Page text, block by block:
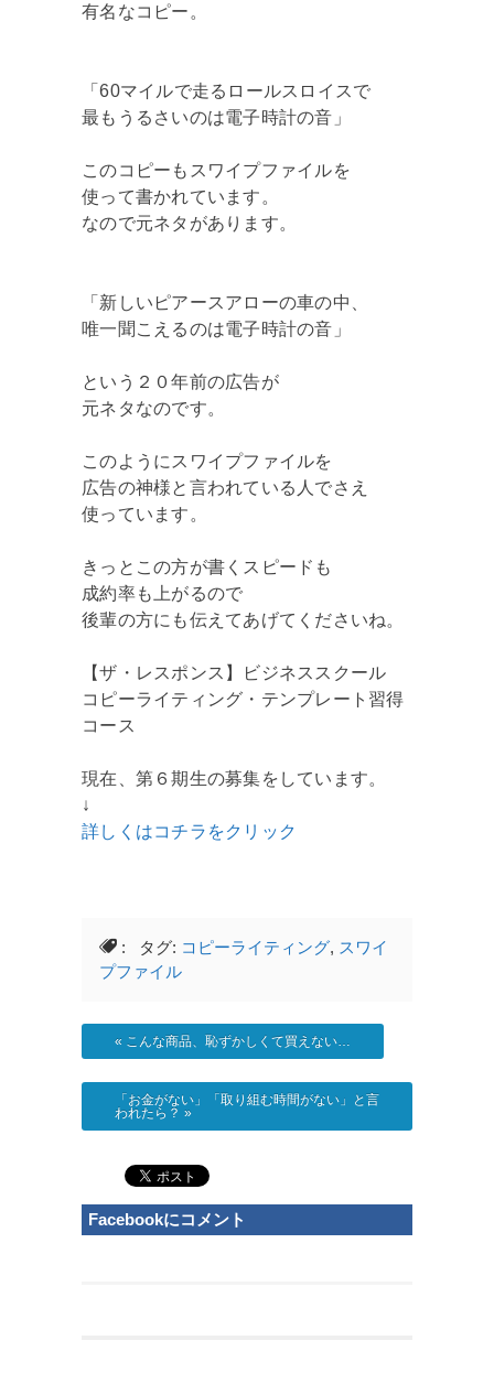
有名なコピー。
「60マイルで走るロールスロイスで
最もうるさいのは電子時計の音」
このコピーもスワイプファイルを
使って書かれています。
なので元ネタがあります。
「新しいピアースアローの車の中、
唯一聞こえるのは電子時計の音」
という２０年前の広告が
元ネタなのです。
このようにスワイプファイルを
広告の神様と言われている人でさえ
使っています。
きっとこの方が書くスピードも
成約率も上がるので
後輩の方にも伝えてあげてくださいね。
【ザ・レスポンス】ビジネススクール
コピーライティング・テンプレート習得
コース
現在、第６期生の募集をしています。
↓
詳しくはコチラをクリック
: タグ: コピーライティング, スワイ
プファイル
« こんな商品、恥ずかしくて買えない…
「お金がない」「取り組む時間がない」と言
われたら？ »
Facebookにコメント